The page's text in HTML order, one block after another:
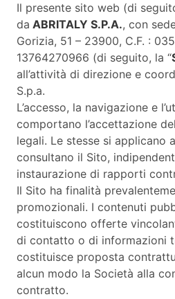
Il presente sito web (di
da ABRITALY S.P.A., con
Gorizia, 51 – 23900, C.F. :
13764270966 (di seguito, la “
all’attività di direzione e
S.p.a.
L’accesso, la navigazione e
comportano l’accettazione
legali. Le stesse si applicano
consultano il Sito,
instaurazione di rapporti
Il Sito ha finalità
promozionali. I contenuti
costituiscono offerte
di contatto o di informazioni
costituisce proposta
alcun modo la Società alla
contratto.